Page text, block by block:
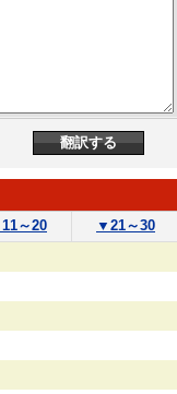
11～20 ▼ 21～30